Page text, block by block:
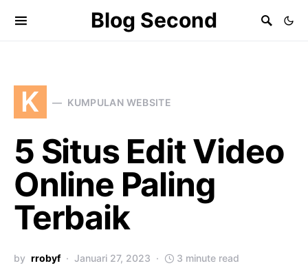
Blog Second
K KUMPULAN WEBSITE
5 Situs Edit Video
Online Paling
Terbaik
by rrobyf Januari 27, 2023 3 minute read